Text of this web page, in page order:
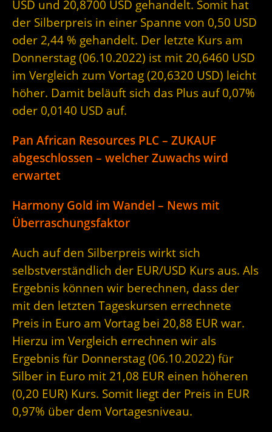
USD und 20,8700 USD gehandelt. Somit hat
der Silberpreis in einer Spanne von 0,50 USD
oder 2,44 % gehandelt. Der letzte Kurs am
Donnerstag (06.10.2022) ist mit 20,6460 USD
im Vergleich zum Vortag (20,6320 USD) leicht
höher. Damit beläuft sich das Plus auf 0,07%
oder 0,0140 USD auf.
Pan African Resources PLC – ZUKAUF
abgeschlossen – welcher Zuwachs wird
erwartet
Harmony Gold im Wandel – News mit
Überraschungsfaktor
Auch auf den Silberpreis wirkt sich
selbstverständlich der EUR/USD Kurs aus. Als
Ergebnis können wir berechnen, dass der
mit den letzten Tageskursen errechnete
Preis in Euro am Vortag bei 20,88 EUR war.
Hierzu im Vergleich errechnen wir als
Ergebnis für Donnerstag (06.10.2022) für
Silber in Euro mit 21,08 EUR einen höheren
(0,20 EUR) Kurs. Somit liegt der Preis in EUR
0,97% über dem Vortagesniveau.